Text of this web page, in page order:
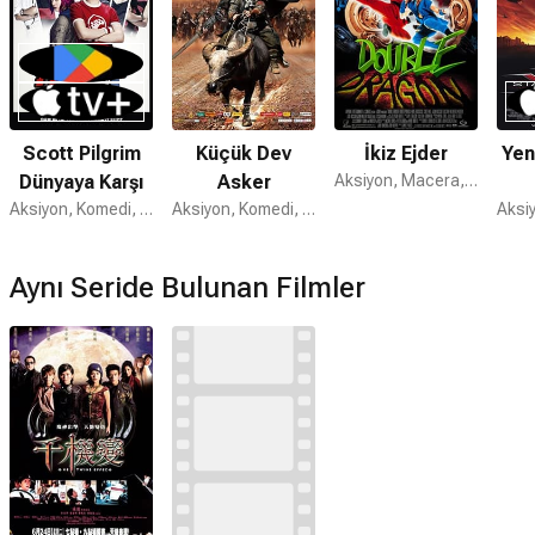
Scott Pilgrim
Dünyaya Karşı
Aksiyon, Komedi, Romantik
Küçük Dev
Asker
Aksiyon, Komedi, Macera
İkiz Ejder
Aksiyon, Macera, Komedi
Aynı Seride Bulunan Filmler